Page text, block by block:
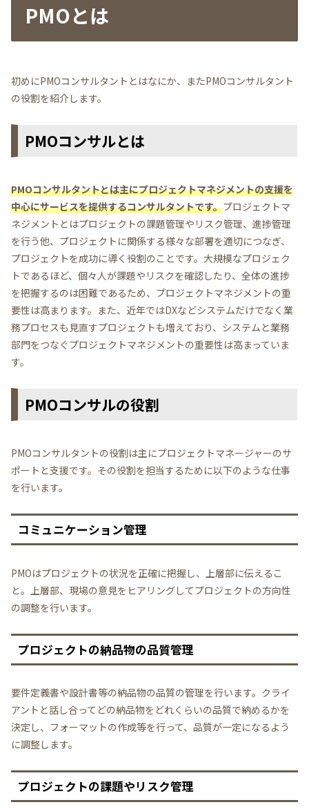
PMOとは
初めにPMOコンサルタントとはなにか、またPMOコンサルタント
の役割を紹介します。
PMOコンサルとは
PMOコンサルタントとは主にプロジェクトマネジメントの支援を
中心にサービスを提供するコンサルタントです。プロジェクトマ
ネジメントとはプロジェクトの課題管理やリスク管理、進捗管理
を行う他、プロジェクトに関係する様々な部署を適切につなぎ、
プロジェクトを成功に導く役割のことです。大規模なプロジェク
トであるほど、個々人が課題やリスクを確認したり、全体の進捗
を把握するのは困難であるため、プロジェクトマネジメントの重
要性は高まります。また、近年ではDXなどシステムだけでなく業
務プロセスも見直すプロジェクトも増えており、システムと業務
部門をつなぐプロジェクトマネジメントの重要性は高まっていま
す。
PMOコンサルの役割
PMOコンサルタントの役割は主にプロジェクトマネージャーのサ
ポートと支援です。その役割を担当するために以下のような仕事
を行います。
コミュニケーション管理
PMOはプロジェクトの状況を正確に把握し、上層部に伝えるこ
と。上層部、現場の意見をヒアリングしてプロジェクトの方向性
の調整を行います。
プロジェクトの納品物の品質管理
要件定義書や設計書等の納品物の品質の管理を行います。クライ
アントと話し合ってどの納品物をどれくらいの品質で納めるかを
決定し、フォーマットの作成等を行って、品質が一定になるよう
に調整します。
プロジェクトの課題やリスク管理